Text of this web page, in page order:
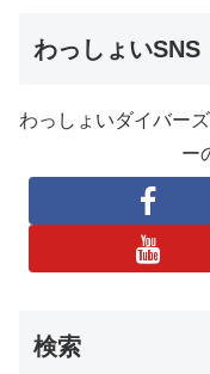
わっしょいSNS
わっしょいダイバー
ー
検索